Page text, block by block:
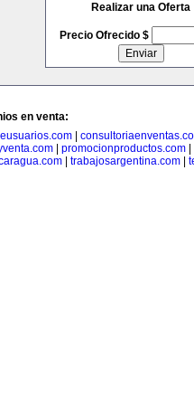
Realizar una Oferta
Precio Ofrecido $
en venta:
| promocionproductos.com|
trabajosargentina.com